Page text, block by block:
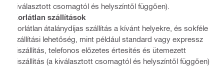
kiválasztott csomagtól és helyszíntől függően).
Korlátlan szállítások
Korlátlan átalánydíjas szállítás a kívánt helyekre, és sokféle
szállítási lehetőség, mint például standard vagy expressz
kiszállítás, telefonos előzetes értesítés és ütemezett
kiszállítás (a kiválasztott csomagtól és helyszíntől függően)